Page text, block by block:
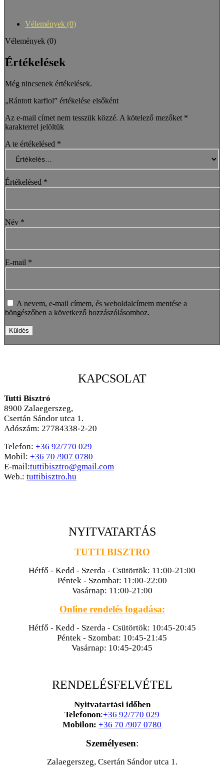
Vélemények (0)
Vélemények (0)
Értékelések
Még nincsenek értékelések.
„Rántott karfiol” értékelése elsőként
Az e-mail címet nem tesszük közzé. A kötelező mezőket *
karakterrel jelöltük
A te értékelésed *
Értékelésed *
Név *
E-mail *
A nevem, e-mail címem, és weboldalcímem mentése a
böngészőben a következő hozzászólásomhoz.
KAPCSOLAT
Tutti Bisztró
8900 Zalaegerszeg,
Csertán Sándor utca 1.
Adószám: 27784338-2-20
Telefon: +36 92/770 029
Mobil: +36 70 /907 0780
E-mail:tuttibisztro@gmail.com
Web.: tuttibisztro.hu
NYITVATARTÁS
TUTTI BISZTRO
Hétfő - Kedd - Szerda - Csütörtök: 11:00-21:00
Péntek - Szombat: 11:00-22:00
Vasárnap: 11:00-21:00
Online rendelés fogadása:
Hétfő - Kedd - Szerda - Csütörtök: 10:45-20:45
Péntek - Szombat: 10:45-21:45
Vasárnap: 10:45-20:45
RENDELÉSFELVÉTEL
Nyitvatartási időben
Telefonon:+36 92/770 029
Mobilon: +36 70 /907 0780
Személyesen:
Zalaegerszeg, Csertán Sándor utca 1.